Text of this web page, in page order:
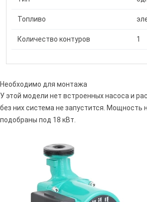
Топливо
Количество контуров 1
Оцените от 1 до 5
Необходимо для монтажа
У этой модели нет встроенных насоса и
без них система не запустится. Мощность
подобраны под 18 кВт.